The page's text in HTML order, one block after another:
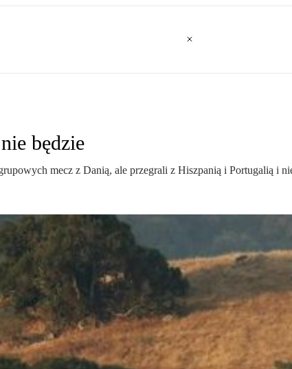
będzie
mecz z Danią, ale przegrali z Hiszpanią i Portugalią i